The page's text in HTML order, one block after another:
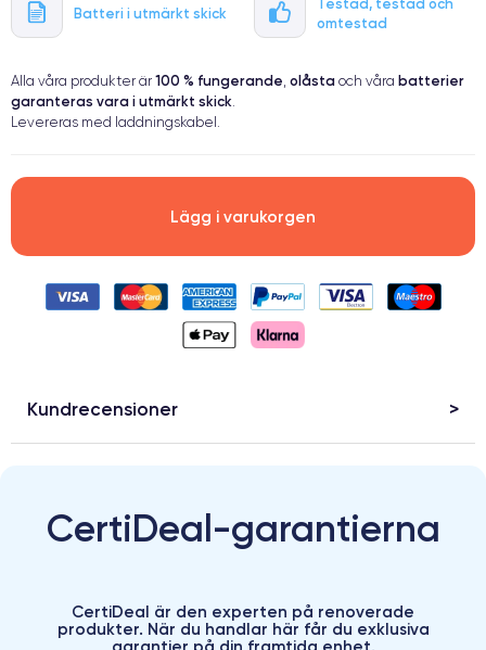
Batteri i utmärkt skick
omtestad
Alla våra produkter är 100 % fungerande, olåsta och våra batterier
garanteras vara i utmärkt skick.
Levereras med laddningskabel.
Lägg i varukorgen
Kundrecensioner
CertiDeal-garantierna
CertiDeal är den experten på renoverade
produkter. När du handlar här får du exklusiva